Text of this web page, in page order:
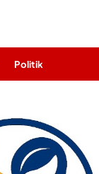
Politik